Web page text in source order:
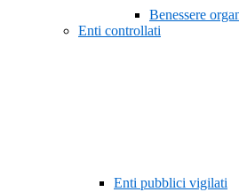
Benessere
Enti controllati
Enti pubblici vigilati